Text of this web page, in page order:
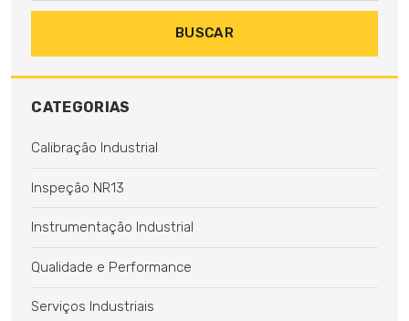
BUSCAR
CATEGORIAS
Calibração Industrial
Inspeção NR13
Instrumentação Industrial
Qualidade e Performance
Serviços Industriais